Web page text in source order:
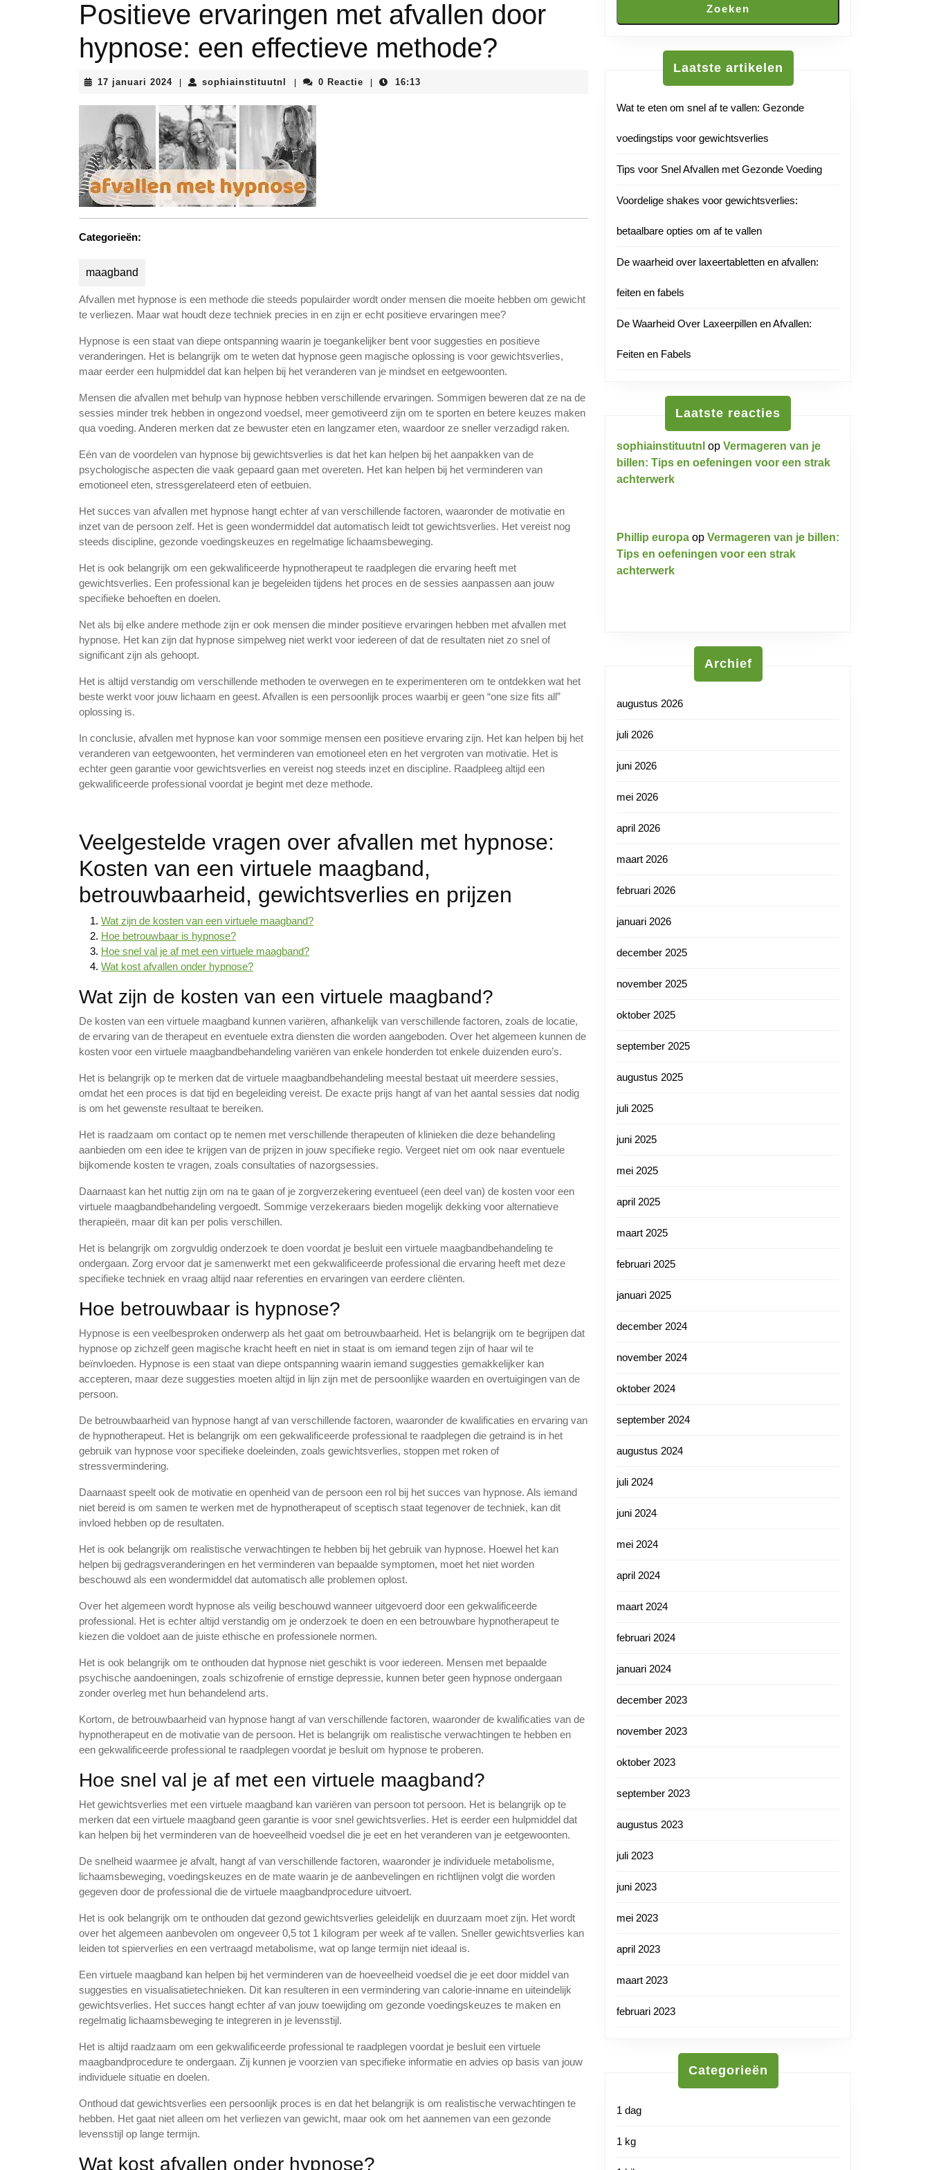
Positieve ervaringen met afvallen door
hypnose: een effectieve methode?
17 januari 202417
2024
sophiainstituutnl sophiainstituutnl
0 Reactie 16:13
Categorieën:
maagband
Afvallen met hypnose is een methode die steeds populairder wordt onder mensen die moeite hebben om gewicht
te verliezen. Maar wat houdt deze techniek precies in en zijn er echt positieve ervaringen mee?
Hypnose is een staat van diepe ontspanning waarin je toegankelijker bent voor suggesties en positieve
veranderingen. Het is belangrijk om te weten dat hypnose geen magische oplossing is voor gewichtsverlies,
maar eerder een hulpmiddel dat kan helpen bij het veranderen van je mindset en eetgewoonten.
Mensen die afvallen met behulp van hypnose hebben verschillende ervaringen. Sommigen beweren dat ze na de
sessies minder trek hebben in ongezond voedsel, meer gemotiveerd zijn om te sporten en betere keuzes maken
qua voeding. Anderen merken dat ze bewuster eten en langzamer eten, waardoor ze sneller verzadigd raken.
Eén van de voordelen van hypnose bij gewichtsverlies is dat het kan helpen bij het aanpakken van de
psychologische aspecten die vaak gepaard gaan met overeten. Het kan helpen bij het verminderen van
emotioneel eten, stressgerelateerd eten of eetbuien.
Het succes van afvallen met hypnose hangt echter af van verschillende factoren, waaronder de motivatie en
inzet van de persoon zelf. Het is geen wondermiddel dat automatisch leidt tot gewichtsverlies. Het vereist nog
steeds discipline, gezonde voedingskeuzes en regelmatige lichaamsbeweging.
Het is ook belangrijk om een gekwalificeerde hypnotherapeut te raadplegen die ervaring heeft met
gewichtsverlies. Een professional kan je begeleiden tijdens het proces en de sessies aanpassen aan jouw
specifieke behoeften en doelen.
Net als bij elke andere methode zijn er ook mensen die minder positieve ervaringen hebben met afvallen met
hypnose. Het kan zijn dat hypnose simpelweg niet werkt voor iedereen of dat de resultaten niet zo snel of
significant zijn als gehoopt.
Het is altijd verstandig om verschillende methoden te overwegen en te experimenteren om te ontdekken wat het
beste werkt voor jouw lichaam en geest. Afvallen is een persoonlijk proces waarbij er geen “one size fits all”
oplossing is.
In conclusie, afvallen met hypnose kan voor sommige mensen een positieve ervaring zijn. Het kan helpen bij het
veranderen van eetgewoonten, het verminderen van emotioneel eten en het vergroten van motivatie. Het is
echter geen garantie voor gewichtsverlies en vereist nog steeds inzet en discipline. Raadpleeg altijd een
gekwalificeerde professional voordat je begint met deze methode.
Veelgestelde vragen over afvallen met hypnose:
Kosten van een virtuele maagband,
betrouwbaarheid, gewichtsverlies en prijzen
Wat zijn de kosten van een virtuele maagband?
Hoe betrouwbaar is hypnose?
Hoe snel val je af met een virtuele maagband?
Wat kost afvallen onder hypnose?
Wat zijn de kosten van een virtuele maagband?
De kosten van een virtuele maagband kunnen variëren, afhankelijk van verschillende factoren, zoals de locatie,
de ervaring van de therapeut en eventuele extra diensten die worden aangeboden. Over het algemeen kunnen de
kosten voor een virtuele maagbandbehandeling variëren van enkele honderden tot enkele duizenden euro’s.
Het is belangrijk op te merken dat de virtuele maagbandbehandeling meestal bestaat uit meerdere sessies,
omdat het een proces is dat tijd en begeleiding vereist. De exacte prijs hangt af van het aantal sessies dat nodig
is om het gewenste resultaat te bereiken.
Het is raadzaam om contact op te nemen met verschillende therapeuten of klinieken die deze behandeling
aanbieden om een idee te krijgen van de prijzen in jouw specifieke regio. Vergeet niet om ook naar eventuele
bijkomende kosten te vragen, zoals consultaties of nazorgsessies.
Daarnaast kan het nuttig zijn om na te gaan of je zorgverzekering eventueel (een deel van) de kosten voor een
virtuele maagbandbehandeling vergoedt. Sommige verzekeraars bieden mogelijk dekking voor alternatieve
therapieën, maar dit kan per polis verschillen.
Het is belangrijk om zorgvuldig onderzoek te doen voordat je besluit een virtuele maagbandbehandeling te
ondergaan. Zorg ervoor dat je samenwerkt met een gekwalificeerde professional die ervaring heeft met deze
specifieke techniek en vraag altijd naar referenties en ervaringen van eerdere cliënten.
Hoe betrouwbaar is hypnose?
Hypnose is een veelbesproken onderwerp als het gaat om betrouwbaarheid. Het is belangrijk om te begrijpen dat
hypnose op zichzelf geen magische kracht heeft en niet in staat is om iemand tegen zijn of haar wil te
beïnvloeden. Hypnose is een staat van diepe ontspanning waarin iemand suggesties gemakkelijker kan
accepteren, maar deze suggesties moeten altijd in lijn zijn met de persoonlijke waarden en overtuigingen van de
persoon.
De betrouwbaarheid van hypnose hangt af van verschillende factoren, waaronder de kwalificaties en ervaring van
de hypnotherapeut. Het is belangrijk om een gekwalificeerde professional te raadplegen die getraind is in het
gebruik van hypnose voor specifieke doeleinden, zoals gewichtsverlies, stoppen met roken of
stressvermindering.
Daarnaast speelt ook de motivatie en openheid van de persoon een rol bij het succes van hypnose. Als iemand
niet bereid is om samen te werken met de hypnotherapeut of sceptisch staat tegenover de techniek, kan dit
invloed hebben op de resultaten.
Het is ook belangrijk om realistische verwachtingen te hebben bij het gebruik van hypnose. Hoewel het kan
helpen bij gedragsveranderingen en het verminderen van bepaalde symptomen, moet het niet worden
beschouwd als een wondermiddel dat automatisch alle problemen oplost.
Over het algemeen wordt hypnose als veilig beschouwd wanneer uitgevoerd door een gekwalificeerde
professional. Het is echter altijd verstandig om je onderzoek te doen en een betrouwbare hypnotherapeut te
kiezen die voldoet aan de juiste ethische en professionele normen.
Het is ook belangrijk om te onthouden dat hypnose niet geschikt is voor iedereen. Mensen met bepaalde
psychische aandoeningen, zoals schizofrenie of ernstige depressie, kunnen beter geen hypnose ondergaan
zonder overleg met hun behandelend arts.
Kortom, de betrouwbaarheid van hypnose hangt af van verschillende factoren, waaronder de kwalificaties van de
hypnotherapeut en de motivatie van de persoon. Het is belangrijk om realistische verwachtingen te hebben en
een gekwalificeerde professional te raadplegen voordat je besluit om hypnose te proberen.
Hoe snel val je af met een virtuele maagband?
Het gewichtsverlies met een virtuele maagband kan variëren van persoon tot persoon. Het is belangrijk op te
merken dat een virtuele maagband geen garantie is voor snel gewichtsverlies. Het is eerder een hulpmiddel dat
kan helpen bij het verminderen van de hoeveelheid voedsel die je eet en het veranderen van je eetgewoonten.
De snelheid waarmee je afvalt, hangt af van verschillende factoren, waaronder je individuele metabolisme,
lichaamsbeweging, voedingskeuzes en de mate waarin je de aanbevelingen en richtlijnen volgt die worden
gegeven door de professional die de virtuele maagbandprocedure uitvoert.
Het is ook belangrijk om te onthouden dat gezond gewichtsverlies geleidelijk en duurzaam moet zijn. Het wordt
over het algemeen aanbevolen om ongeveer 0,5 tot 1 kilogram per week af te vallen. Sneller gewichtsverlies kan
leiden tot spierverlies en een vertraagd metabolisme, wat op lange termijn niet ideaal is.
Een virtuele maagband kan helpen bij het verminderen van de hoeveelheid voedsel die je eet door middel van
suggesties en visualisatietechnieken. Dit kan resulteren in een vermindering van calorie-inname en uiteindelijk
gewichtsverlies. Het succes hangt echter af van jouw toewijding om gezonde voedingskeuzes te maken en
regelmatig lichaamsbeweging te integreren in je levensstijl.
Het is altijd raadzaam om een gekwalificeerde professional te raadplegen voordat je besluit een virtuele
maagbandprocedure te ondergaan. Zij kunnen je voorzien van specifieke informatie en advies op basis van jouw
individuele situatie en doelen.
Onthoud dat gewichtsverlies een persoonlijk proces is en dat het belangrijk is om realistische verwachtingen te
hebben. Het gaat niet alleen om het verliezen van gewicht, maar ook om het aannemen van een gezonde
levensstijl op lange termijn.
Wat kost afvallen onder hypnose?
Zoeken
Laatste artikelen
Wat te eten om snel af te vallen: Gezonde
voedingstips voor gewichtsverlies
Tips voor Snel Afvallen met Gezonde Voeding
Voordelige shakes voor gewichtsverlies:
betaalbare opties om af te vallen
De waarheid over laxeertabletten en afvallen:
feiten en fabels
De Waarheid Over Laxeerpillen en Afvallen:
Feiten en Fabels
Laatste reacties
sophiainstituutnl op Vermageren van je
billen: Tips en oefeningen voor een strak
achterwerk
Phillip europa op Vermageren van je billen:
Tips en oefeningen voor een strak
achterwerk
Archief
augustus 2026
juli 2026
juni 2026
mei 2026
april 2026
maart 2026
februari 2026
januari 2026
december 2025
november 2025
oktober 2025
september 2025
augustus 2025
juli 2025
juni 2025
mei 2025
april 2025
maart 2025
februari 2025
januari 2025
december 2024
november 2024
oktober 2024
september 2024
augustus 2024
juli 2024
juni 2024
mei 2024
april 2024
maart 2024
februari 2024
januari 2024
december 2023
november 2023
oktober 2023
september 2023
augustus 2023
juli 2023
juni 2023
mei 2023
april 2023
maart 2023
februari 2023
Categorieën
1 dag
1 kg